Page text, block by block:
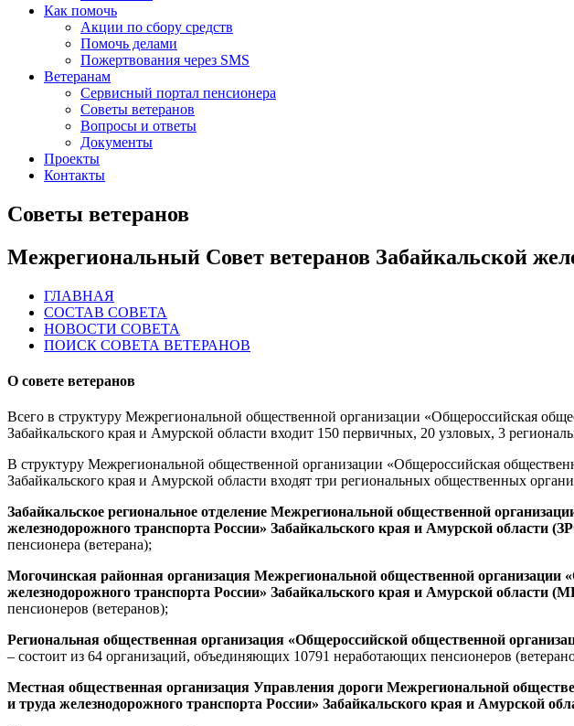
Как помочь
Акции по сбору средств
Помочь делами
Пожертвования через SMS
Ветеранам
Сервисный портал пенсионера
Советы ветеранов
Вопросы и ответы
Документы
Проекты
Контакты
Советы ветеранов
Межрегиональный Совет ветеранов Забайкальской
ГЛАВНАЯ
СОСТАВ СОВЕТА
НОВОСТИ СОВЕТА
ПОИСК СОВЕТА ВЕТЕРАНОВ
О совете ветеранов
Всего в структуру Межрегиональной общественной организации «Общероссийская
Забайкальского края и Амурской области входит 150 первичных, 20 узловых, 3
В структуру Межрегиональной общественной организации «Общероссийская
Забайкальского края и Амурской области входят три региональных общественных
Забайкальское региональное отделение Межрегиональной общественной
железнодорожного транспорта России» Забайкальского края и Амурской
пенсионера (ветерана);
Могочинская районная организация Межрегиональной общественной организации
железнодорожного транспорта России» Забайкальского края и Амурской
пенсионеров (ветеранов);
Региональная общественная организация «Общероссийской общественной
– состоит из 64 организаций, объединяющих 10791 неработающих пенсионеров
Местная общественная организация Управления дороги Межрегиональной
и труда железнодорожного транспорта России» Забайкальского края и Амурской